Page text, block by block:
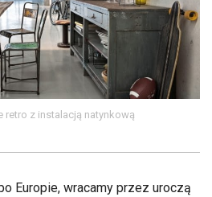
retro z instalacją natynkową
Europie, wracamy przez uroczą